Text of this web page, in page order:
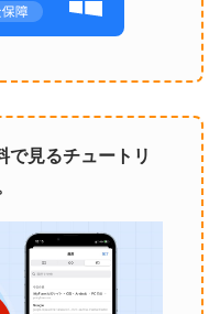
見るチュートリ